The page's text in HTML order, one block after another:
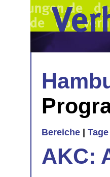
Bereiche Tage
AKC: